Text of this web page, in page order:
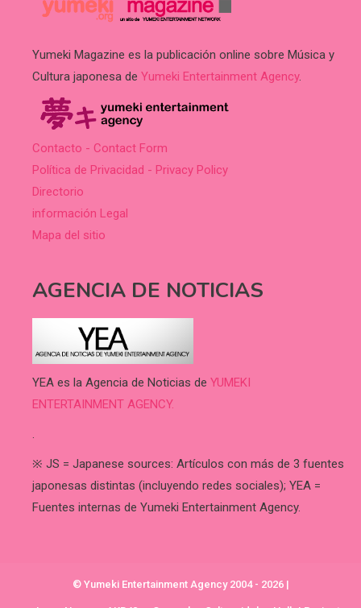
Yumeki Magazine es la publicación online sobre Música y
Cultura japonesa de Yumeki Entertainment Agency.
Contacto - Contact Form
Política de Privacidad - Privacy Policy
Directorio
información Legal
Mapa del sitio
AGENCIA DE NOTICIAS
YEA es la Agencia de Noticias de YUMEKI
ENTERTAINMENT AGENCY.
.
※ JS = Japanese sources: Artículos con más de 3 fuentes
japonesas distintas (incluyendo redes sociales); YEA =
Fuentes internas de Yumeki Entertainment Agency.
© Yumeki Entertainment Agency 2004 - 2026 |